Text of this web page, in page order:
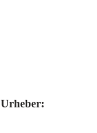
Urheber: